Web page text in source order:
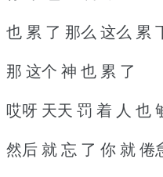
也 累 了 那么 这么 累
那 这个 神 也 累 了
哎呀 天天 罚 着 人 也
然后 就 忘 了 你 就 倦